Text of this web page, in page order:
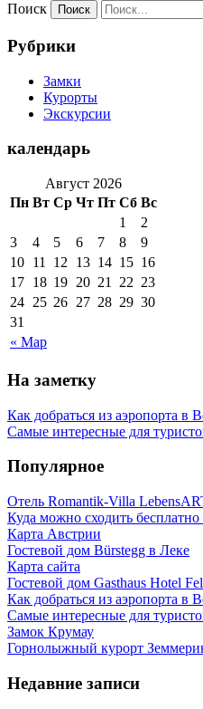
Поиск
Рубрики
Замки
Курорты
Экскурсии
календарь
Август 2026
Пн Вт Ср Чт Пт Сб Вс
« Мар
1
2
3
4 5 6 7 8
9
10 11 12 13 14 15 16
17 18 19 20 21 22 23
24 25 26 27 28 29 30
31
На заметку
Как добраться из аэропорта в
Самые интересные для
Популярное
Отель Romantik-Villa
Куда можно сходить
Карта Австрии
Гостевой дом Bürstegg в Леке
Карта сайта
Гостевой дом Gasthaus Hotel
Как добраться из аэропорта в
Самые интересные для
Замок Крумау
Горнолыжный курорт
Недавние записи